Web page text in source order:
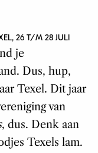
26 T/M 28 JULI
je
Dus, hup,
Texel. Dit jaar
van
, dus. Denk aan
Texels lam.